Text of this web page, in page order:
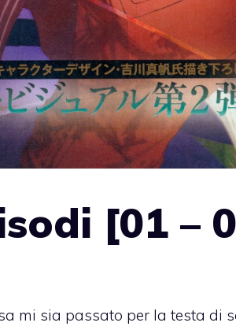
[01 –
mi sia passato per la testa di